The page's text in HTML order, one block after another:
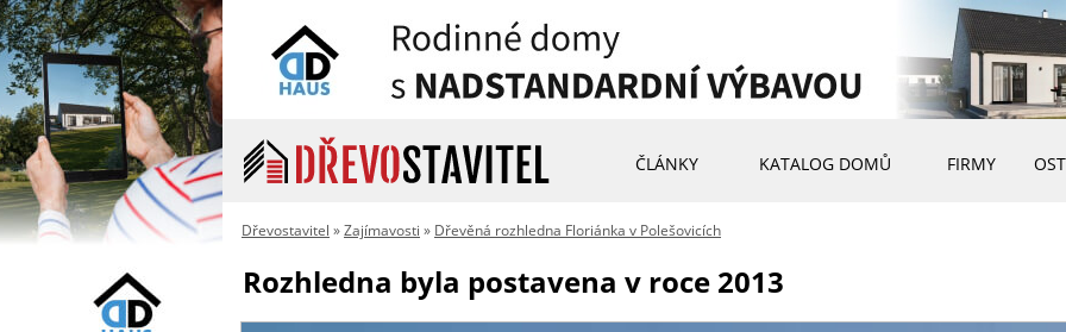
ČLÁNKY KATALOG DOMŮ FIRMY
Dřevostavitel »Zajímavosti » Dřevěná rozhledna Floriánka v Polešovicích
Rozhledna byla postavena v roce 2013